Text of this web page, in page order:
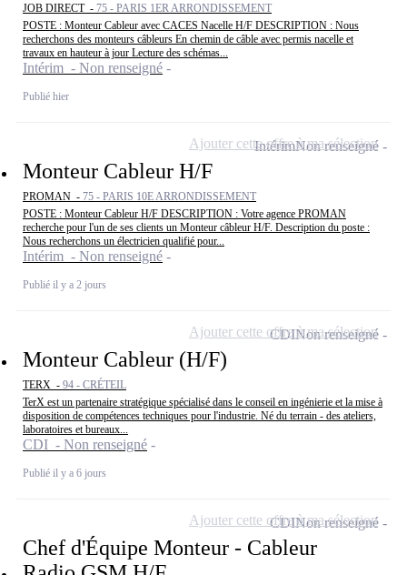
JOB DIRECT - 75 - PARIS 1ER ARRONDISSEMENT
POSTE : Monteur Cableur avec CACES Nacelle H/F DESCRIPTION : Nous
recherchons des monteurs câbleurs En chemin de câble avec permis nacelle et
travaux en hauteur à jour Lecture des schémas...
Intérim - Non renseigné
Publié hier
Monteur Cableur H/F
PROMAN - 75 - PARIS 10E ARRONDISSEMENT
POSTE : Monteur Cableur H/F DESCRIPTION : Votre agence PROMAN
recherche pour l'un de ses clients un Monteur câbleur H/F. Description du poste :
Nous recherchons un électricien qualifié pour...
Intérim - Non renseigné
Publié il y a 2 jours
IntérimNon renseigné
Ajouter cette offre à ma sélection
Monteur Cableur (H/F)
TERX - 94 - CRÉTEIL
TerX est un partenaire stratégique spécialisé dans le conseil en ingénierie et la mise à
disposition de compétences techniques pour l'industrie. Né du terrain - des ateliers,
laboratoires et bureaux...
CDI - Non renseigné
Publié il y a 6 jours
CDINon renseigné
Ajouter cette offre à ma sélection
Chef d'Équipe Monteur - Cableur
CDINon renseigné
Ajouter cette offre à ma sélection